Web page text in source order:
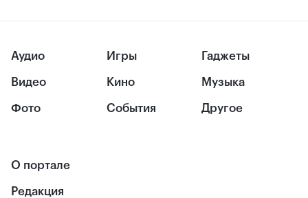
Аудио
Видео
Фото
Игры
Кино
События
Гаджеты
Музыка
Другое
О портале
Редакция